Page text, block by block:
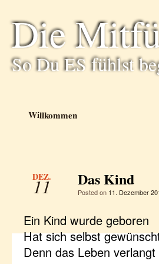
Die
So Du ES fühlst
Willkommen
DEZ.
11 Das Kind
Posted on 11. Dezember
Ein Kind wurde geboren
Hat sich selbst
Denn das Leben verlangt